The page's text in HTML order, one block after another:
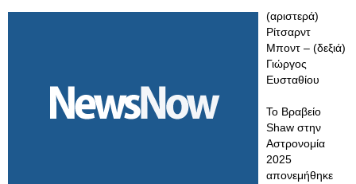
(αριστερά)
Ρίτσαρντ
Μποντ – (δεξιά)
Γιώργος
Ευσταθίου
Το Βραβείο
Shaw στην
Αστρονομία
2025
απονεμήθηκε